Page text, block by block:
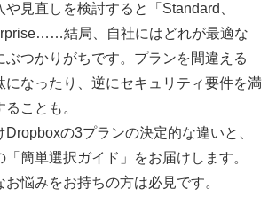
や見直しを検討すると「Standard、
結局、自社にはどれが最適な
ぶつかりがちです。プランを間違える
になったり、逆にセキュリティ要件を満
ことも。
の3プランの決定的な違いと、
簡単選択ガイド」をお届けします。
悩みをお持ちの方は必見です。